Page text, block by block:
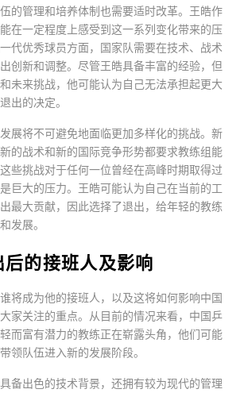
的管理和培养体制也需要适时改革。王皓作
在一定程度上感受到这一系列变化带来的压
代优秀球员方面，国家队需要在技术、战术
创新和调整。尽管王皓具备丰富的经验，但
未来挑战，他可能认为自己无法承担起更大
出的决定。
展将不可避免地面临更加多样化的挑战。新
的战术和新的国际竞争形势都要求教练组能
些挑战对于任何一位曾经在高峰时期取得过
巨大的压力。王皓可能认为自己在当前的工
最大贡献，因此选择了退出，给年轻的教练
发展。
的接班人及影响
将成为他的接班人，以及这将如何影响中国
家关注的重点。从目前的情况来看，中国乒
而富有潜力的教练正在崭露头角，他们可能
领队伍进入新的发展阶段。
备出色的技术背景，还拥有较为现代的管理